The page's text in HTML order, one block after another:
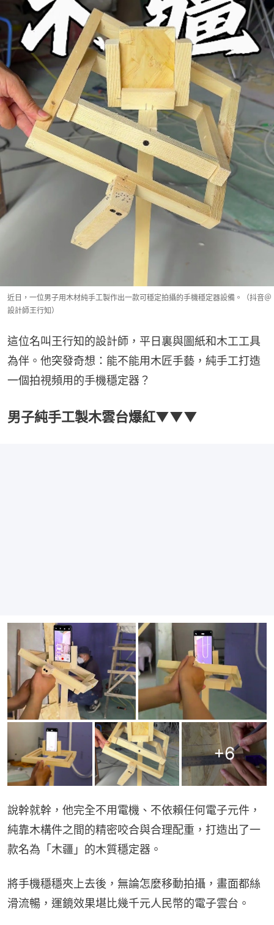
近日，一位男子用木材純手工製作出一款可穩定拍攝的手機穩定器設備。（抖音＠
設計師王行知）
這位名叫王行知的設計師，平日裏與圖紙和木工工具
為伴。他突發奇想：能不能用木匠手藝，純手工打造
一個拍視頻用的手機穩定器？
男子純手工製木雲台爆紅▼▼▼
+6
說幹就幹，他完全不用電機、不依賴任何電子元件，
純靠木構件之間的精密咬合與合理配重，打造出了一
款名為「木疆」的木質穩定器。
將手機穩穩夾上去後，無論怎麼移動拍攝，畫面都絲
滑流暢，運鏡效果堪比幾千元人民幣的電子雲台。